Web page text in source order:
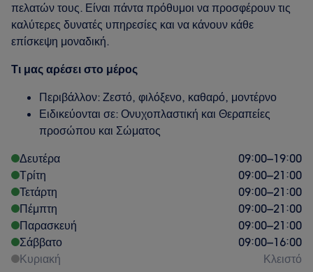
πελατών τους. Είναι πάντα πρόθυμοι να προσφέρουν τις
καλύτερες δυνατές υπηρεσίες και να κάνουν κάθε
επίσκεψη μοναδική.
Τι μας αρέσει στο μέρος
Περιβάλλον: Ζεστό, φιλόξενο, καθαρό, μοντέρνο
Ειδικεύονται σε: Ονυχοπλαστική και Θεραπείες
προσώπου και Σώματος
Δευτέρα
09:00–19:00
Τρίτη
09:00–21:00
Τετάρτη
09:00–21:00
Πέμπτη
09:00–21:00
Παρασκευή
09:00–21:00
Σάββατο
09:00–16:00
Κυριακή
Κλειστό